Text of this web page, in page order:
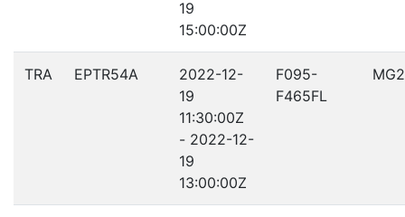
19
15:00:00Z
TRA EPTR54A
2022-12-
19
11:30:00Z
- 2022-12-
19
13:00:00Z
F095-
F465FL